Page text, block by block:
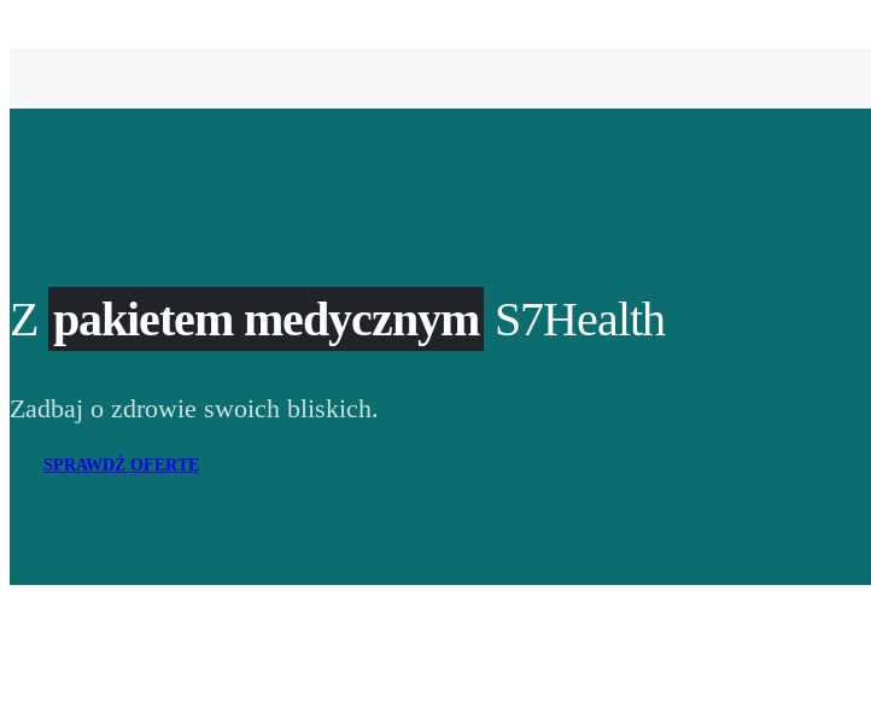
Z pakietem medycznym S7Health
Zadbaj o zdrowie swoich bliskich.
SPRAWDŹ OFERTĘ